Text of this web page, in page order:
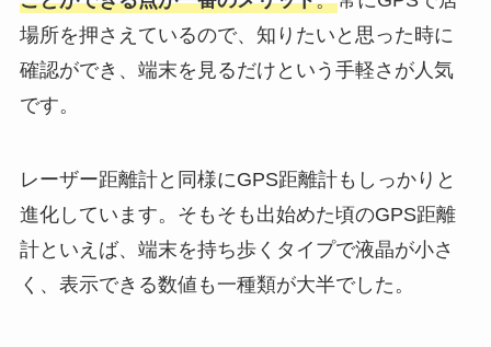
場所を押さえているので、知りたいと思った時に
確認ができ、端末を見るだけという手軽さが人気
です。
レーザー距離計と同様にGPS距離計もしっかりと
進化しています。そもそも出始めた頃のGPS距離
計といえば、端末を持ち歩くタイプで液晶が小さ
く、表示できる数値も一種類が大半でした。